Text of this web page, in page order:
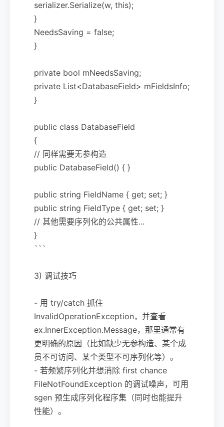
serializer.Serialize(w, this);
}
NeedsSaving = false;
}
private bool mNeedsSaving;
private List<DatabaseField> mFieldsInfo;
}
public class DatabaseField
{
// 同样需要无参构造
public DatabaseField() { }
public string FieldName { get; set; }
public string FieldType { get; set; }
// 其他需要序列化的公共属性...
}
```
3) 调试技巧
- 用 try/catch 抓住
InvalidOperationException，并查看
ex.InnerException.Message，那里通常有
更明确的原因（比如缺少无参构造、某个成
员不可访问、某个类型不可序列化等）。
- 若频繁序列化并想消除 first chance
FileNotFoundException 的调试噪声，可用
sgen 预生成序列化程序集（同时也能提升
性能）。